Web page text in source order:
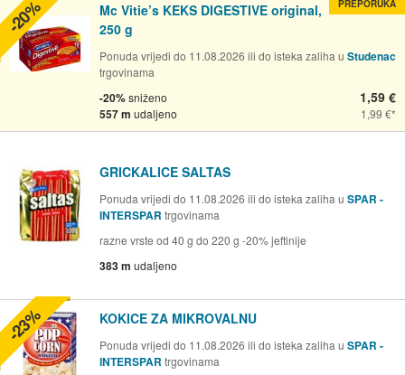
Mc Vitie’s KEKS DIGESTIVE original,
250 g
Ponuda vrijedi do 11.08.2026 ili do isteka zaliha u Studenac
trgovinama
-20%sniženo
557 m udaljeno
1,59 €
1,99 €
PREPORUKA
-20%
GRICKALICE SALTAS
Ponuda vrijedi do 11.08.2026 ili do isteka zaliha u SPAR -
INTERSPAR trgovinama
razne vrste od 40 g do 220 g -20% jeftinije
383 m udaljeno
KOKICE ZA MIKROVALNU
Ponuda vrijedi do 11.08.2026 ili do isteka zaliha u SPAR -
INTERSPAR trgovinama
-23%